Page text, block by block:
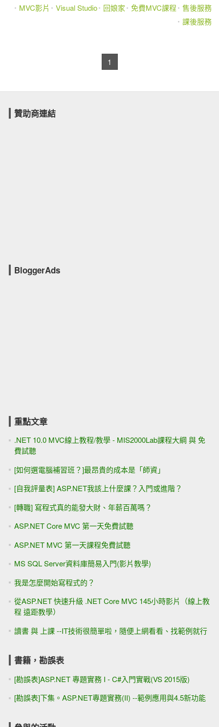
MVC影片
Visual Studio 回娘家 免費MVC課程
售後服務
課後服務
1
贊助商連結
BloggerAds
重點文章
.NET 10.0 MVC線上教程/教學 - MIS2000Lab課程大綱 與 免
費試聽
[如何選電腦補習班？]最昂貴的成本是「師資」
[自我評量表] ASP.NET我該上什麼課？入門或進階？
[轉職] 寫程式真的能發大財、年薪百萬嗎？
ASP.NET Core MVC 第一天免費試聽
ASP.NET MVC 第一天課程免費試聽
MS SQL Server資料庫簡易入門(影片教學)
我是怎麼開始寫程式的？
從ASP.NET 快速升級 .NET Core MVC 145小時影片（線上教
程 遠距教學）
讀書 與 上課 --IT技術很簡單啦，隨便上網看看、找範例就行
書籍，勘誤表
[勘誤表]ASP.NET 專題實務 I - C#入門實戰(VS 2015版)
[勘誤表]下集。ASP.NET專題實務(II) --範例應用與4.5新功能